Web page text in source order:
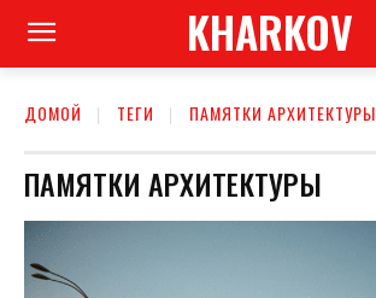
KHARKOV
ДОМОЙ ТЕГИ ПАМЯТКИ АРХИТЕКТУРЫ
ПАМЯТКИ АРХИТЕКТУРЫ